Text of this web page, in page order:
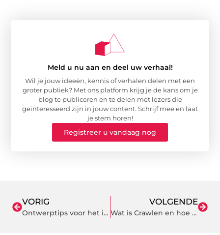
Meld u nu aan en deel uw verhaal!
Wil je jouw ideeën, kennis of verhalen delen met een
groter publiek? Met ons platform krijg je de kans om je
blog te publiceren en te delen met lezers die
geïnteresseerd zijn in jouw content. Schrijf mee en laat
je stem horen!
Registreer u vandaag nog
VORIG
Ontwerptips voor het integreren van staal in je veranda
VOLGENDE
Wat is Crawlen en hoe werkt het precies?